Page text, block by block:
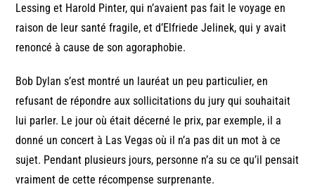
Lessing et Harold Pinter, qui n’avaient pas fait le voyage en
raison de leur santé fragile, et d’Elfriede Jelinek, qui y avait
renoncé à cause de son agoraphobie.
Bob Dylan s’est montré un lauréat un peu particulier, en
refusant de répondre aux sollicitations du jury qui souhaitait
lui parler. Le jour où était décerné le prix, par exemple, il a
donné un concert à Las Vegas où il n’a pas dit un mot à ce
sujet. Pendant plusieurs jours, personne n’a su ce qu’il pensait
vraiment de cette récompense surprenante.